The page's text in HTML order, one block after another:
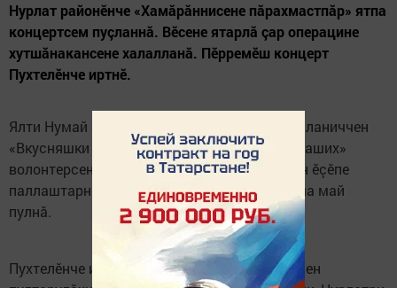
Нурлат районӗнче «Хамăрăннисене пăрахмастпăр» ятпа
концертсем пуçланнă. Вӗсене ятарлă çар операцине
хутшăнакансене халалланă. Пӗрремӗш концерт
Пухтелӗнче иртнӗ.
Ялти Нумай функциллӗ центрта концерт пуçланиччен
«Вкусняшки для Победы» тата «Шьем для наших»
волонтерсен ушкăнӗсем куракансене хăйсен ӗçӗпе
паллаштарнă. Салтак пăтти те тутанса пăхма май
пулнă.
Пухтелӗнче иртнӗ пӗрремӗш концертра хăйсен